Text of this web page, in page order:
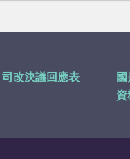
司改決議回應表
資